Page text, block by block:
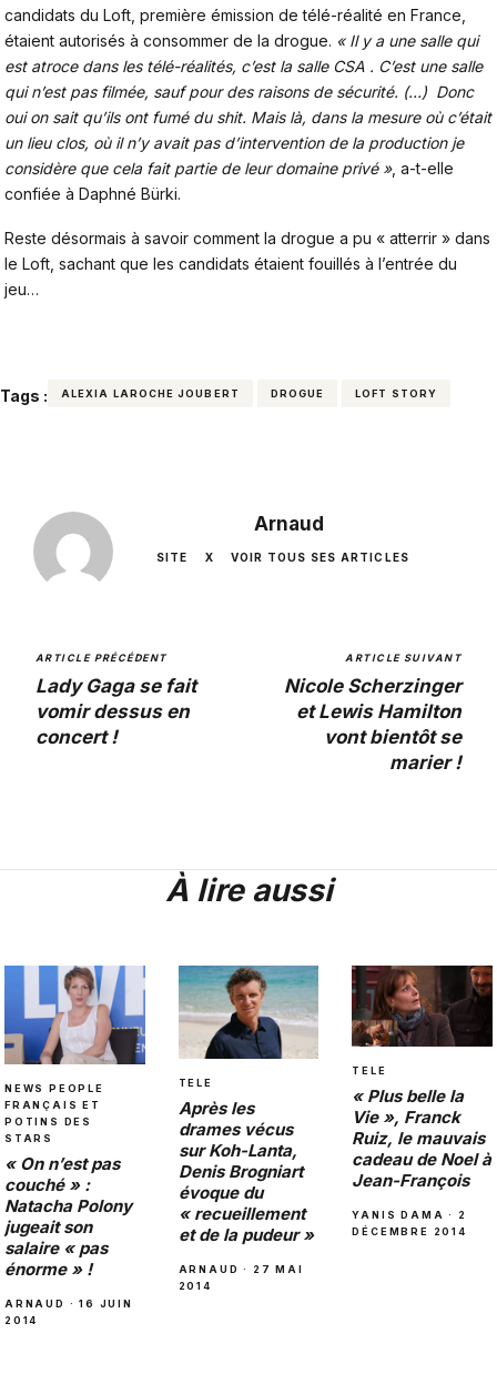
candidats du Loft, première émission de télé-réalité en France,
étaient autorisés à consommer de la drogue. « Il y a une salle qui
est atroce dans les télé-réalités, c’est la salle CSA . C’est une salle
qui n’est pas filmée, sauf pour des raisons de sécurité. (…) Donc
oui on sait qu’ils ont fumé du shit. Mais là, dans la mesure où c’était
un lieu clos, où il n’y avait pas d’intervention de la production je
considère que cela fait partie de leur domaine privé », a-t-elle
confiée à Daphné Bürki.
Reste désormais à savoir comment la drogue a pu « atterrir » dans
le Loft, sachant que les candidats étaient fouillés à l’entrée du
jeu…
Tags : ALEXIA LAROCHE JOUBERT DROGUE LOFT STORY
Arnaud
SITE X VOIR TOUS SES ARTICLES
ARTICLE PRÉCÉDENT
Lady Gaga se fait
vomir dessus en
concert !
ARTICLE SUIVANT
Nicole Scherzinger
et Lewis Hamilton
vont bientôt se
marier !
À lire aussi
NEWS PEOPLE
FRANÇAIS ET
POTINS DES
STARS
« On n’est pas
couché » :
Natacha Polony
jugeait son
salaire « pas
énorme » !
ARNAUD · 16 JUIN
2014
TELE
Après les
drames vécus
sur Koh-Lanta,
Denis Brogniart
évoque du
« recueillement
et de la pudeur »
ARNAUD · 27 MAI
2014
TELE
« Plus belle la
Vie », Franck
Ruiz, le mauvais
cadeau de Noel à
Jean-François
YANIS DAMA · 2
DÉCEMBRE 2014